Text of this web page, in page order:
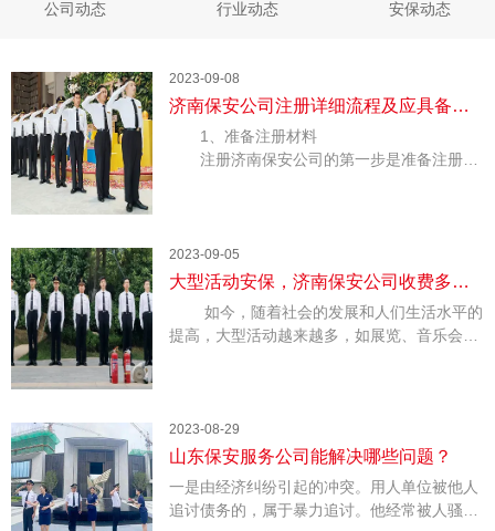
公司动态 行业动态 安保动态
2023-09-08
济南保安公司注册详细流程及应具备的
条件
1、准备注册材料
注册济南保安公司的第一步是准备注册材
内容的详细说明，提供公司的实际营业地址，
以及股东身份信息和股权比例。此外，还需要
2023-09-05
大型活动安保，济南保安公司收费多
少？
如今，随着社会的发展和人们生活水平的
提高，大型活动越来越多，如展览、音乐会、
安保服务公司收费是多少呢?怎么收费?这也成
为大家关注的热点话题。
2023-08-29
山东保安服务公司能解决哪些问题？
一是由经济纠纷引起的冲突。用人单位被他人
追讨债务的，属于暴力追讨。他经常被人骚扰